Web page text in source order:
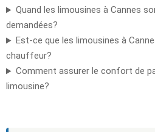
Quand les limousines à Cannes
demandées?
Est-ce que les limousines à
chauffeur?
Comment assurer le confort de
limousine?